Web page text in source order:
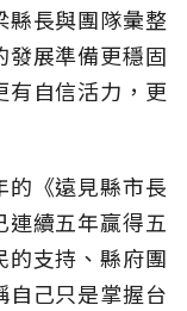
縣長與團隊彙整
發展準備更穩固
有自信活力，更
《遠見縣市長
續五年贏得五
支持、縣府團
自己只是掌握台